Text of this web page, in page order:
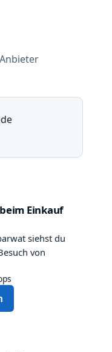
und
Einkauf
siehst du
von